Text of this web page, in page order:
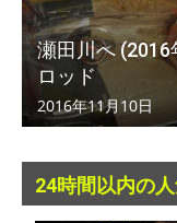
瀬田川へ
ロッド
2016年11月10日
24時間以内の